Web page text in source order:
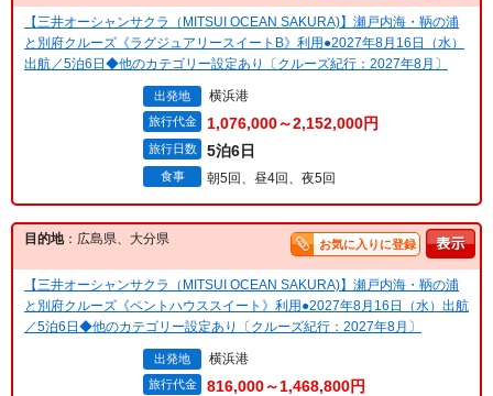
【三井オーシャンサクラ（MITSUI OCEAN SAKURA)】瀬戸内海・鞆の浦
と別府クルーズ《ラグジュアリースイートB》利用●2027年8月16日（水）
出航／5泊6日◆他のカテゴリー設定あり〔クルーズ紀行：2027年8月〕
出発地 横浜港
旅行代金 1,076,000～2,152,000円
旅行日数 5泊6日
食事 朝5回、昼4回、夜5回
目的地：広島県、大分県 お気に入りに登録
【三井オーシャンサクラ（MITSUI OCEAN SAKURA)】瀬戸内海・鞆の浦
と別府クルーズ《ペントハウススイート》利用●2027年8月16日（水）出航
／5泊6日◆他のカテゴリー設定あり〔クルーズ紀行：2027年8月〕
出発地 横浜港
旅行代金 816,000～1,468,800円